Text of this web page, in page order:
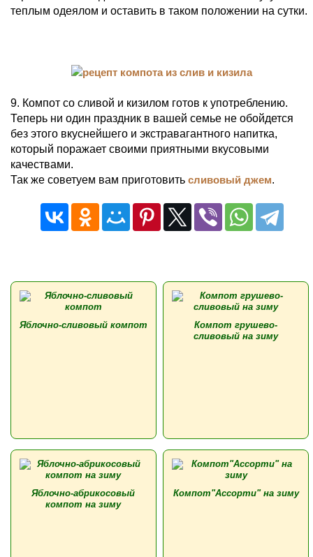
теплым одеялом и оставить в таком положении на сутки.
9. Компот со сливой и кизилом готов к употреблению.
Теперь ни один праздник в вашей семье не обойдется
без этого вкуснейшего и экстравагантного напитка,
который поражает своими приятными вкусовыми
качествами.
Так же советуем вам приготовить сливовый джем.
Яблочно-сливовый компот
Компот грушево-
сливовый на зиму
Яблочно-абрикосовый
компот на зиму
Компот"Ассорти" на зиму